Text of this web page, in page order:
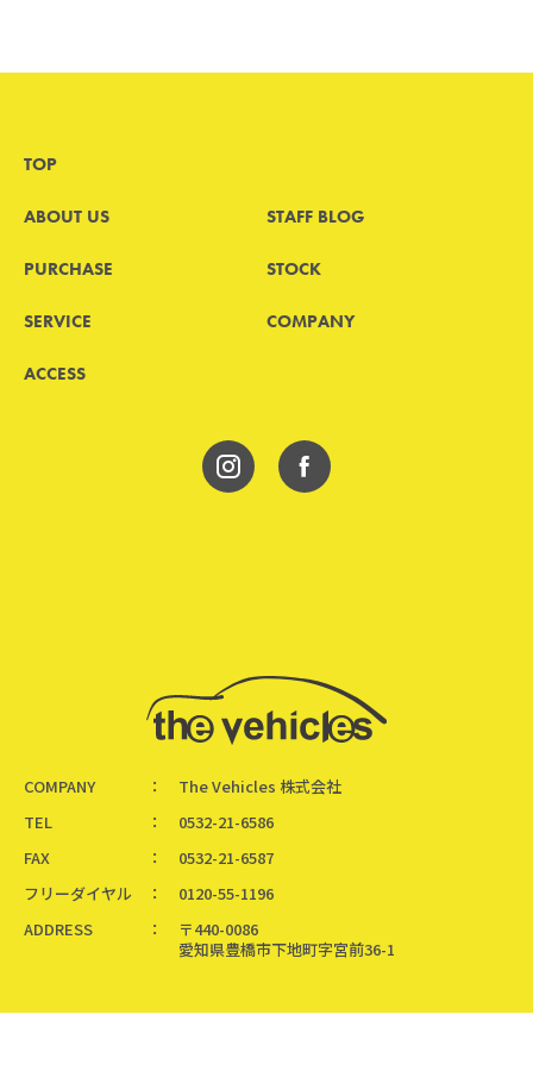
TOP
ABOUT US STAFF BLOG
PURCHASE STOCK
SERVICE COMPANY
ACCESS
COMPANY
The Vehicles 株式会社
TEL
0532-21-6586
FAX
0532-21-6587
フリーダイヤル
0120-55-1196
ADDRESS
〒440-0086
愛知県豊橋市下地町字宮前36-1